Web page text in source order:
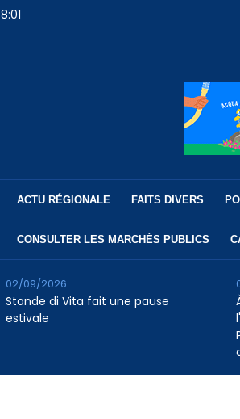
8:01
ACTU RÉGIONALE FAITS DIVERS
CONSULTER LES MARCHÉS PUBLICS
Stonde di Vita fait une pause
estivale
02/09/2026